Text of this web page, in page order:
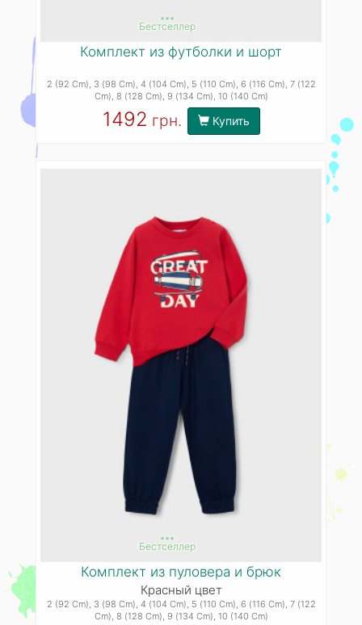
***
Бестселлер
Комплект из футболки и шорт
2 (92 Cm), 3 (98 Cm), 4 (104 Cm), 5 (110 Cm), 6 (116 Cm), 7 (122
Cm), 8 (128 Cm), 9 (134 Cm), 10 (140 Cm)
1492 грн. Купить
***
Бестселлер
Комплект из пуловера и брюк
Красный цвет
2 (92 Cm) , 3 (98 Cm) , 4 (104 Cm) , 5 (110 Cm) , 6 (116 Cm) , 7 (122
Cm) , 8 (128 Cm) , 9 (134 Cm) , 10 (140 Cm)